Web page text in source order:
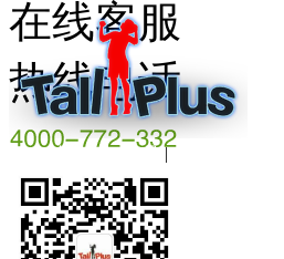
粤ICP备16008844号|beian.miit.gov.cn
在线客服
热线电话